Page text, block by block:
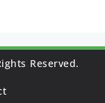
Reserved.